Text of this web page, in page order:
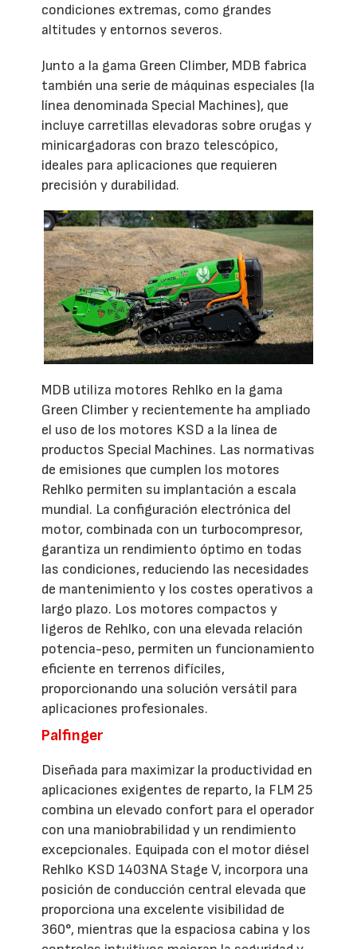
condiciones extremas, como grandes
altitudes y entornos severos.
Junto a la gama Green Climber, MDB fabrica
también una serie de máquinas especiales (la
línea denominada Special Machines), que
incluye carretillas elevadoras sobre orugas y
minicargadoras con brazo telescópico,
ideales para aplicaciones que requieren
precisión y durabilidad.
MDB utiliza motores Rehlko en la gama
Green Climber y recientemente ha ampliado
el uso de los motores KSD a la línea de
productos Special Machines. Las normativas
de emisiones que cumplen los motores
Rehlko permiten su implantación a escala
mundial. La configuración electrónica del
motor, combinada con un turbocompresor,
garantiza un rendimiento óptimo en todas
las condiciones, reduciendo las necesidades
de mantenimiento y los costes operativos a
largo plazo. Los motores compactos y
ligeros de Rehlko, con una elevada relación
potencia-peso, permiten un funcionamiento
eficiente en terrenos difíciles,
proporcionando una solución versátil para
aplicaciones profesionales.
Palfinger
Diseñada para maximizar la productividad en
aplicaciones exigentes de reparto, la FLM 25
combina un elevado confort para el operador
con una maniobrabilidad y un rendimiento
excepcionales. Equipada con el motor diésel
Rehlko KSD 1403NA Stage V, incorpora una
posición de conducción central elevada que
proporciona una excelente visibilidad de
360°, mientras que la espaciosa cabina y los